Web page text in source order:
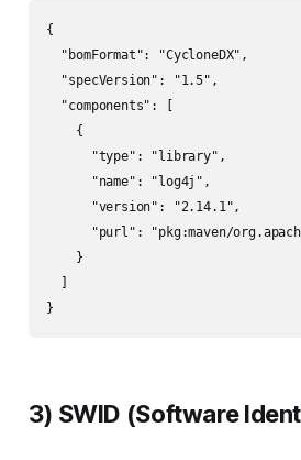
{
  "bomFormat": "CycloneDX",
  "specVersion": "1.5",
  "components": [
    {
      "type": "library",
      "name": "log4j",
      "version": "2.14.1",
"purl": "pkg:maven/
    }
  ]
3) SWID (Software